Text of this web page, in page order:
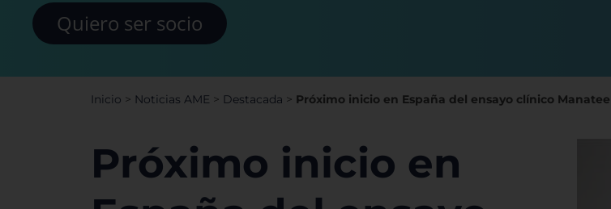
Quiero ser socio
Inicio > Noticias AME > Destacada > Próximo inicio en España del ensayo clínico
Próximo inicio en